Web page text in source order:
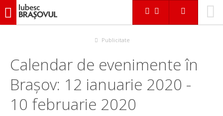
iubescbraşovul.ro
Publicitate
Calendar de evenimente în
Brașov: 12 ianuarie 2020 -
10 februarie 2020